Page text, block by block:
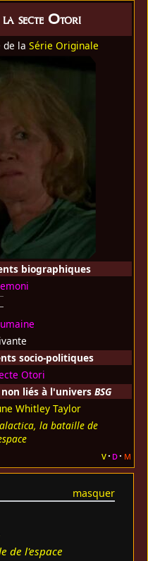
la secte Otori
de la Série Originale
biographiques
socio-politiques
Otori
liés à l'univers BSG
Whitley Taylor
la bataille de
v d m
de l'espace